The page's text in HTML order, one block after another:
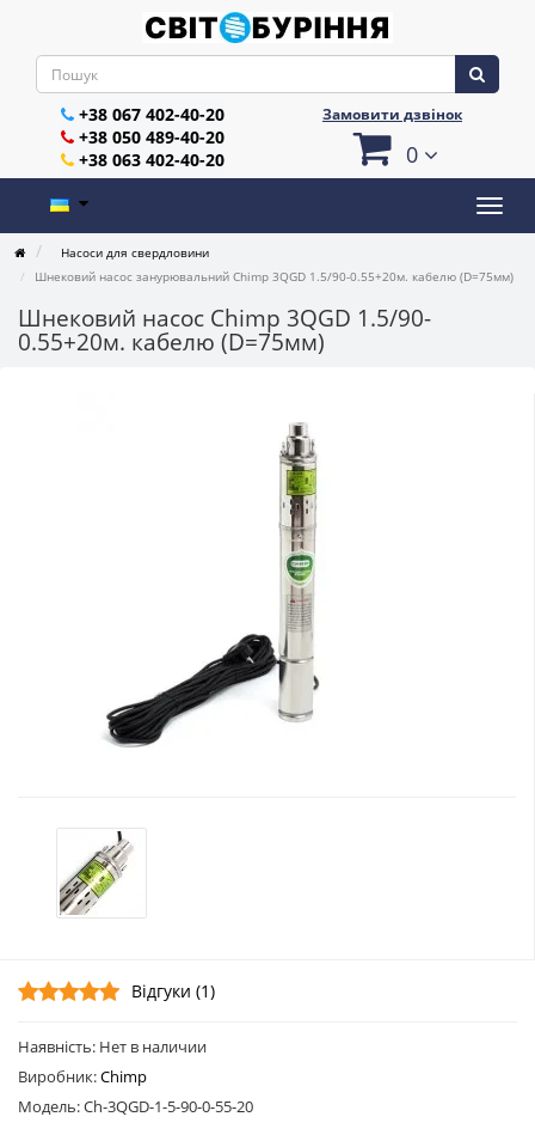
+38 067 402-40-20
+38 050 489-40-20
+38 063 402-40-20
Замовити дзвінок
0
Насоси для свердловини
Шнековий насос занурювальний Chimp 3QGD 1.5/90-0.55+20м. кабелю (D=75мм)
Шнековий насос Chimp 3QGD 1.5/90-
0.55+20м. кабелю (D=75мм)
Відгуки (1)
Наявність: Нет в наличии
Виробник:Chimp
Модель: Ch-3QGD-1-5-90-0-55-20